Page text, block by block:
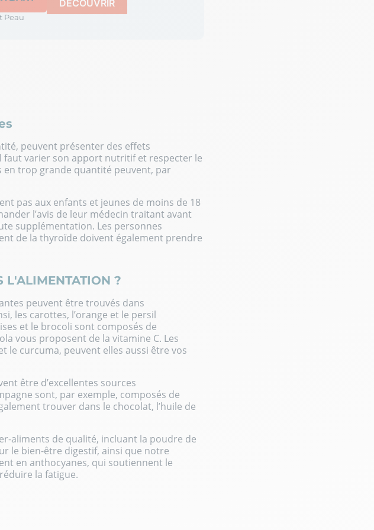
Peau
DÉCOUVRIR
peuvent présenter des effets
faut varier son apport nutritif et respecter le
trop grande quantité peuvent, par
pas aux enfants et jeunes de moins de 18
l’avis de leur médecin traitant avant
supplémentation. Les personnes
de la thyroïde doivent également prendre
L'ALIMENTATION ?
peuvent être trouvés dans
les carottes, l’orange et le persil
et le brocoli sont composés de
vous proposent de la vitamine C. Les
le curcuma, peuvent elles aussi être vos
être d’excellentes sources
sont, par exemple, composés de
trouver dans le chocolat, l’huile de
aliments de qualité, incluant la poudre de
le bien-être digestif, ainsi que notre
en anthocyanes, qui soutiennent le
la fatigue.